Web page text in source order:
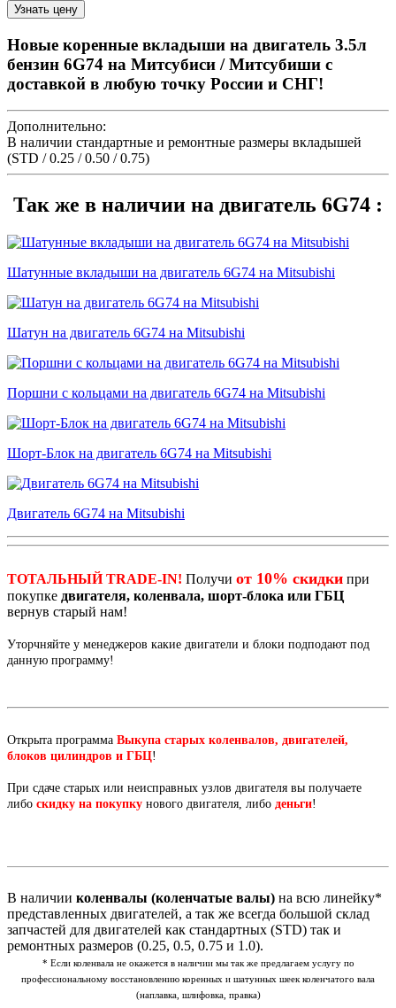
Новые коренные вкладыши на двигатель 3.5л
бензин 6G74 на Митсубиси / Митсубиши с
доставкой в любую точку России и СНГ!
Дополнительно:
В наличии стандартные и ремонтные размеры вкладышей
(STD / 0.25 / 0.50 / 0.75)
Так же в наличии на двигатель 6G74 :
Шатунные вкладыши на двигатель 6G74 на Mitsubishi
Шатун на двигатель 6G74 на Mitsubishi
Поршни с кольцами на двигатель 6G74 на Mitsubishi
Шорт-Блок на двигатель 6G74 на Mitsubishi
Двигатель 6G74 на Mitsubishi
ТОТАЛЬНЫЙ TRADE-IN! Получи от 10% скидки при
покупке двигателя, коленвала, шорт-блока или ГБЦ
вернув старый нам!
Уторчняйте у менеджеров какие двигатели и блоки подподают под
данную программу!
Открыта программа Выкупа старых коленвалов, двигателей,
блоков цилиндров и ГБЦ!
При сдаче старых или неисправных узлов двигателя вы получаете
либо скидку на покупку нового двигателя, либо деньги!
В наличии коленвалы (коленчатые валы) на всю линейку*
представленных двигателей, а так же всегда большой склад
запчастей для двигателей как стандартных (STD) так и
ремонтных размеров (0.25, 0.5, 0.75 и 1.0).
* Если коленвала не окажется в наличии мы так же предлагаем услугу по
профессиональному восстановлению коренных и шатунных шеек коленчатого вала
(наплавка, шлифовка, правка)